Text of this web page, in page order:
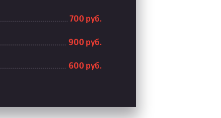
700 руб.
900 руб.
600 руб.